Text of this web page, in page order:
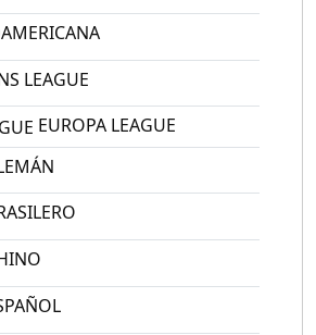
LEAGUE
EUROPA LEAGUE